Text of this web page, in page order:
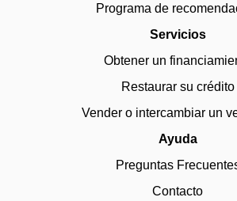
Programa de
Servicios
Obtener un
Restaurar su crédito
Vender o intercambiar un
Ayuda
Preguntas
Contacto